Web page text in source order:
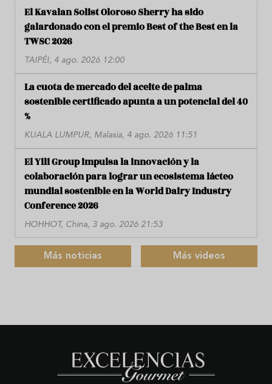
El Kavalan Solist Oloroso Sherry ha sido
galardonado con el premio Best of the Best en la
TWSC 2026
TAIPÉI, 4 ago. 2026 12:00
La cuota de mercado del aceite de palma
sostenible certificado apunta a un potencial del 40
%
KUALA LUMPUR, Malasia, 4 ago. 2026 11:51
El Yili Group impulsa la innovación y la
colaboración para lograr un ecosistema lácteo
mundial sostenible en la World Dairy Industry
Conference 2026
HOHHOT, China, 3 ago. 2026 21:53
Más noticias Más videos